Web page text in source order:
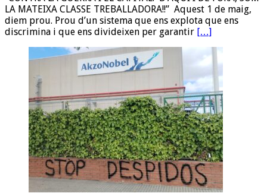
LA MATEIXA CLASSE TREBALLADORA!!” Aquest 1 de maig,
diem prou. Prou d’un sistema que ens explota que ens
discrimina i que ens divideixen per garantir […]